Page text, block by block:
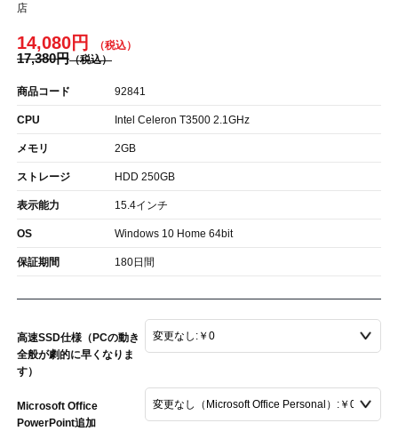
店
14,080円
17,380円
商品コード 92841
CPU Intel Celeron T3500 2.1GHz
メモリ 2GB
ストレージ HDD 250GB
表示能力 15.4インチ
OS Windows 10 Home 64bit
保証期間 180日間
高速SSD仕様（PCの動き
全般が劇的に早くなりま
す）
Microsoft Office
PowerPoint追加